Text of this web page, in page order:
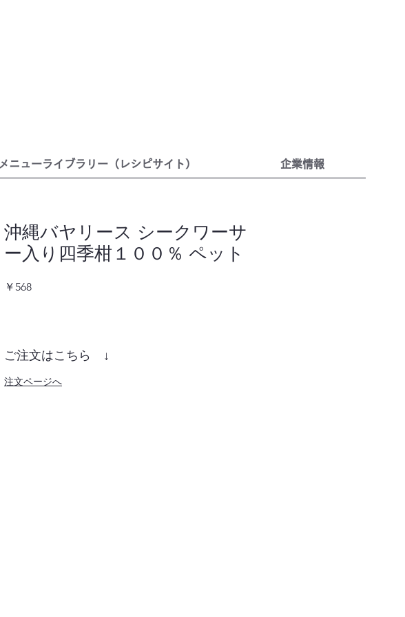
メニューライブラリー（レシピサイト） 企業情報
沖縄バヤリース シークワーサ
ー入り四季柑１００％ ペット
￥568価
ご注文はこちら ↓
注文ページへ